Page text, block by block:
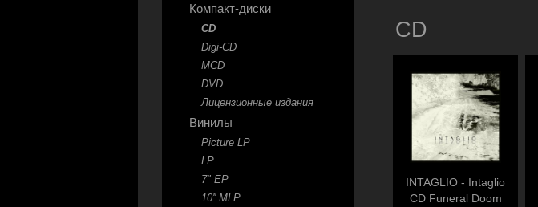
Компакт-диски
CD
Digi-CD
MCD
DVD
Лицензионные издания
Винилы
Picture LP
LP
7" EP
10'' MLP
CD
INTAGLIO - Intaglio
CD Funeral Doom